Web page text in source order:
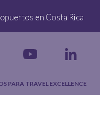
en Costa Rica
PARA TRAVEL EXCELLENCE